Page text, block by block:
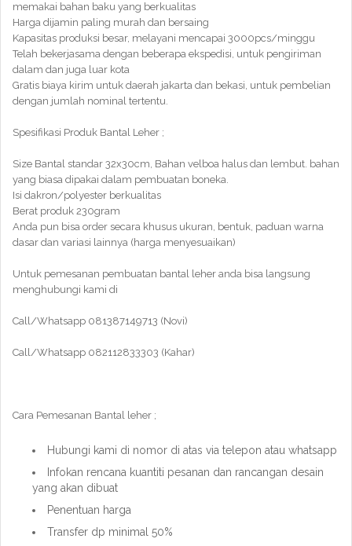
memakai bahan baku yang berkualitas
Harga dijamin paling murah dan bersaing
Kapasitas produksi besar, melayani mencapai 3000pcs/minggu
Telah bekerjasama dengan beberapa ekspedisi, untuk pengiriman
dalam dan juga luar kota
Gratis biaya kirim untuk daerah jakarta dan bekasi, untuk pembelian
dengan jumlah nominal tertentu.
Spesifikasi Produk Bantal Leher ;
Size Bantal standar 32x30cm, Bahan velboa halus dan lembut. bahan
yang biasa dipakai dalam pembuatan boneka.
Isi dakron/polyester berkualitas
Berat produk 230gram
Anda pun bisa order secara khusus ukuran, bentuk, paduan warna
dasar dan variasi lainnya (harga menyesuaikan)
Untuk pemesanan pembuatan bantal leher anda bisa langsung
menghubungi kami di
Call/Whatsapp 081387149713 (Novi)
Call/Whatsapp 082112833303 (Kahar)
Cara Pemesanan Bantal leher ;
Hubungi kami di nomor di atas via telepon atau whatsapp
Infokan rencana kuantiti pesanan dan rancangan desain
yang akan dibuat
Penentuan harga
Transfer dp minimal 50%